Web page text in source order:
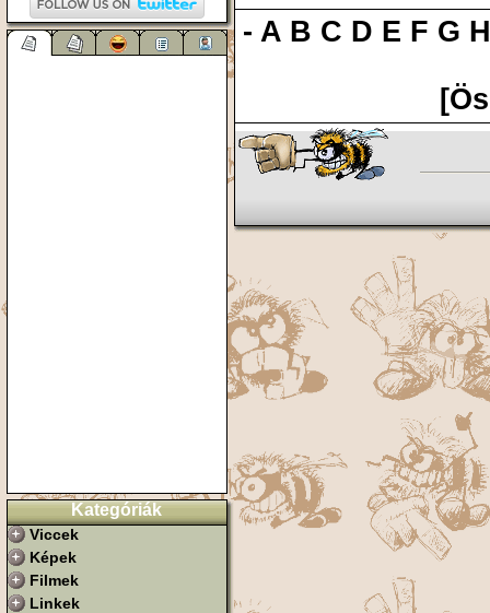
Kategóriák
Viccek
Képek
Filmek
Linkek
-A B C D E F G